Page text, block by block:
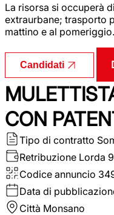
La risorsa si occuperà
extraurbane; trasporto
mattino e al pomeriggio.
Candidati
CON
Tipo di contratto
Retribuzione Lorda
Codice annuncio
Data di
Città Monsano